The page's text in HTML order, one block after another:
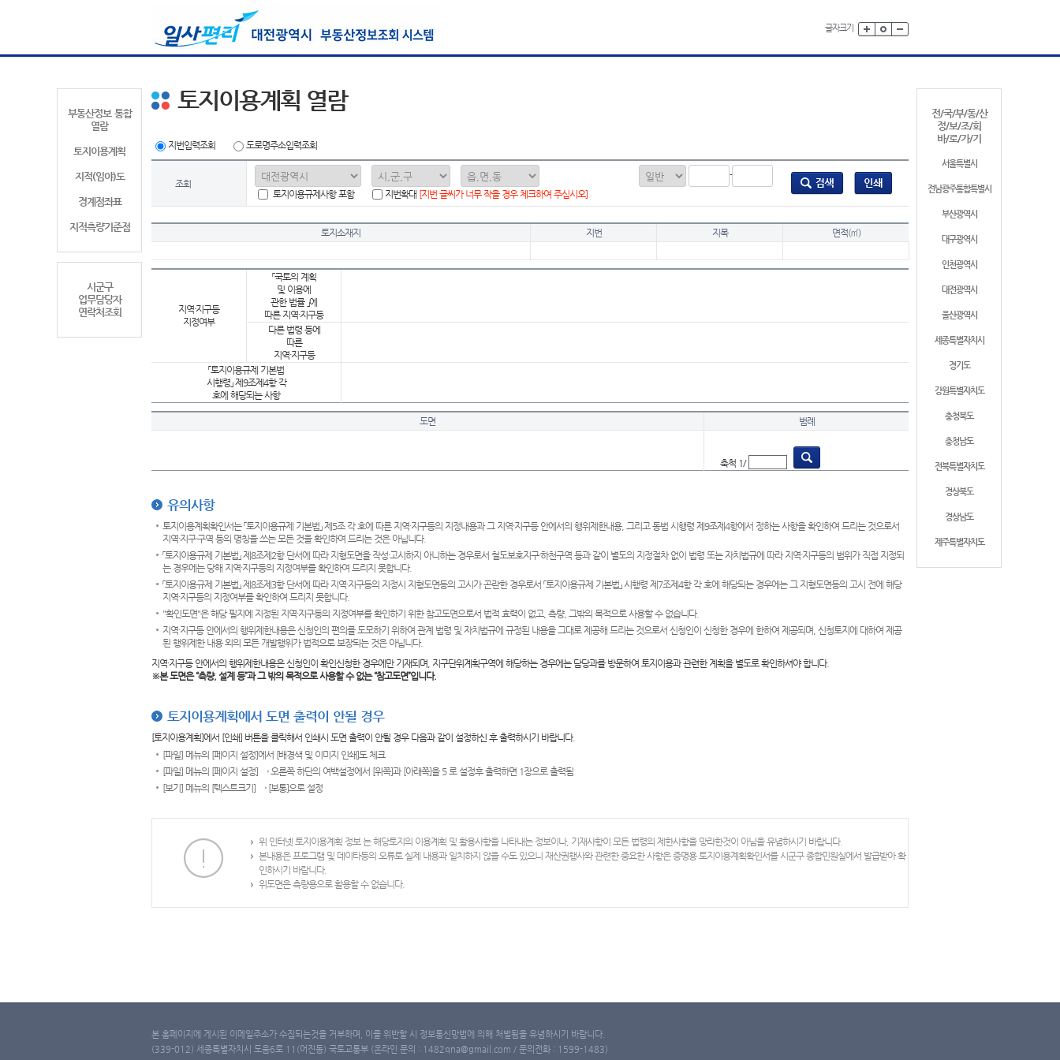
글자크기
부동산정보 통합
열람
토지이용계획
지적(임야)도
경계점좌표
지적측량기준점
시군구
업무담당자
연락처조회
전/국/부/동/산
정/보/조/회
바/로/가/기
서울특별시
전남광주통합특별시
부산광역시
대구광역시
인천광역시
대전광역시
울산광역시
세종특별자치시
경기도
강원특별자치도
충청북도
충청남도
전북특별자치도
경상북도
경상남도
제주특별자치도
토지이용계획 열람
지번입력조회 도로명주소입력조회
조회
-
토지이용규제사항 포함
지번확대 [지번 글씨가 너무 작을 경우 체크하여 주십시오]
토지소재지 지번 지목 면적(㎡)
지역·지구등
지정여부
「국토의 계획
및 이용에
관한 법률 」에
따른 지역·지구등
다른 법령 등에
따른
지역·지구등
「토지이용규제 기본법
시행령」 제9조제4항 각
호에 해당되는 사항
도면 범례
축척 1/
유의사항
토지이용계획확인서는 「토지이용규제 기본법」 제5조 각 호에 따른 지역·지구등의 지정내용과 그 지역·지구등 안에서의 행위제한내용, 그리고 동법 시행령 제9조제4항에서 정하는 사항을 확인하여 드리는 것으로서
지역·지구·구역 등의 명칭을 쓰는 모든 것을 확인하여 드리는 것은 아닙니다.
「토지이용규제 기본법」 제8조제2항 단서에 따라 지형도면을 작성·고시하지 아니하는 경우로서 철도보호지구·하천구역 등과 같이 별도의 지정절차 없이 법령 또는 자치법규에 따라 지역·지구등의 범위가 직접 지정되
는 경우에는 당해 지역·지구등의 지정여부를 확인하여 드리지 못합니다.
「토지이용규제 기본법」 제8조제3항 단서에 따라 지역·지구등의 지정시 지형도면등의 고시가 곤란한 경우로서 「토지이용규제 기본법」 시행령 제7조제4항 각 호에 해당되는 경우에는 그 지형도면등의 고시 전에 해당
지역·지구등의 지정여부를 확인하여 드리지 못합니다.
"확인도면"은 해당 필지에 지정된 지역·지구등의 지정여부를 확인하기 위한 참고도면으로서 법적 효력이 없고, 측량, 그밖의 목적으로 사용할 수 없습니다.
지역·지구등 안에서의 행위제한내용은 신청인의 편의를 도모하기 위하여 관계 법령 및 자치법규에 규정된 내용을 그대로 제공해 드리는 것으로서 신청인이 신청한 경우에 한하여 제공되며, 신청토지에 대하여 제공
된 행위제한 내용 외의 모든 개발행위가 법적으로 보장되는 것은 아닙니다.
지역·지구등 안에서의 행위제한내용은 신청인이 확인신청한 경우에만 기재되며, 지구단위계획구역에 해당하는 경우에는 담당과를 방문하여 토지이용과 관련한 계획을 별도로 확인하셔야 합니다.
※본 도면은“측량, 설계 등”과 그 밖의 목적으로 사용할 수 없는 “참고도면”입니다.
토지이용계획에서 도면 출력이 안될 경우
[토지이용계획]에서 [인쇄] 버튼을 클릭해서 인쇄시 도면 출력이 안될 경우 다음과 같이 설정하신 후 출력하시기 바랍니다.
[파일] 메뉴의 [페이지 설정]에서 [배경색 및 이미지 인쇄]도 체크
[파일] 메뉴의 [페이지 설정] → 오른쪽 하단의 여백설정에서 [위쪽]과 [아래쪽]을 5 로 설정후 출력하면 1장으로 출력됨
[보기] 메뉴의 [텍스트크기] → [보통]으로 설정
위 인터넷 토지이용계획 정보 는 해당토지의 이용계획 및 활용사항을 나타내는 정보이나, 기재사항이 모든 법령의 제한사항을 망라한것이 아님을 유념하시기 바랍니다.
본내용은 프로그램 및 데이타등의 오류로 실제 내용과 일치하지 않을 수도 있으니 재산권행사와 관련한 중요한 사항은 증명용 토지이용계획확인서를 시군구 종합민원실에서 발급받아 확
인하시기 바랍니다.
위도면은 측량용으로 활용할 수 없습니다.
본 홈페이지에 게시된 이메일주소가 수집되는것을 거부하며, 이를 위반할 시 정보통신망법에 의해 처벌됨을 유념하시기 바랍니다.
(339-012) 세종특별자치시 도움6로 11(어진동) 국토교통부 (온라인 문의 : 1482qna@gmail.com / 문의전화 : 1599-1483)